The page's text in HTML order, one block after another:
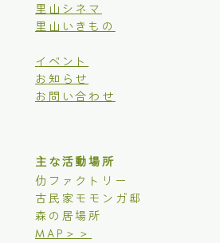
里山シネマ
里山いきもの
イベント
お知らせ
お問い合わせ
主な活動場所
仂ファクトリー
古民家モモンガ邸
森の居場所
MAP＞＞